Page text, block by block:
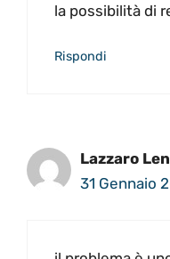
la possibilità di
Rispondi
Lazzaro
31 Gennaio